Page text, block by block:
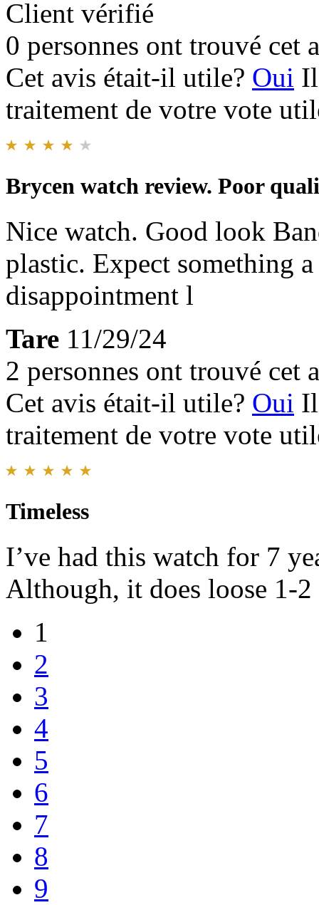
Client vérifié
0 personnes ont trouvé cet
Cet avis était-il utile? Oui
traitement de votre vote
Brycen watch review. Poor
Nice watch. Good look
plastic. Expect something
disappointment l
Tare 11/29/24
2 personnes ont trouvé cet
Cet avis était-il utile? Oui
traitement de votre vote
Timeless
I’ve had this watch for 7
Although, it does loose 1-2
1
2
3
4
5
6
7
8
9